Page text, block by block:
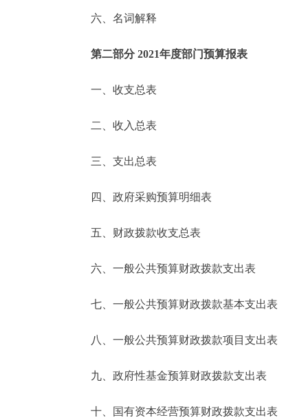
中介服务
政民互动
12345网上接诉即办
参与调查
走进北京
北京概况
绿色北京
ENGLISH
六、名词解释
第二部分 2021年度部门预算报表
一、收支总表
二、收入总表
三、支出总表
四、政府采购预算明细表
五、财政拨款收支总表
六、一般公共预算财政拨款支出表
七、一般公共预算财政拨款基本支出表
八、一般公共预算财政拨款项目支出表
九、政府性基金预算财政拨款支出表
十、国有资本经营预算财政拨款支出表